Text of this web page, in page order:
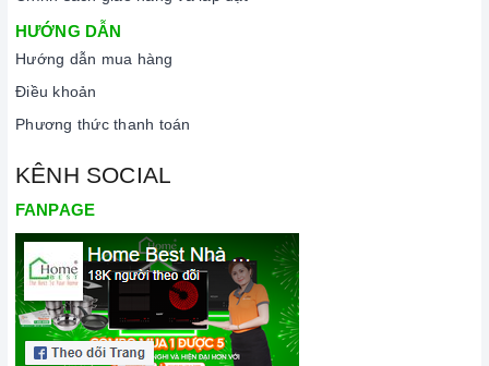
HƯỚNG DẪN
Hướng dẫn mua hàng
Điều khoản
Phương thức thanh toán
KÊNH SOCIAL
FANPAGE